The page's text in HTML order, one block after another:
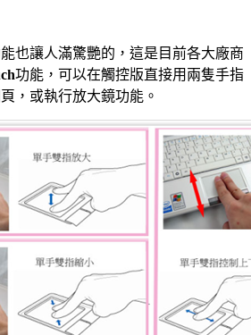
也讓人滿驚艷的，這是目前各大廠商
功能，可以在觸控版直接用兩隻手指
，或執行放大鏡功能。